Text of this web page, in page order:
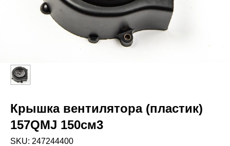
Крышка вентилятора (пластик)
157QMJ 150см3
SKU: 247244400